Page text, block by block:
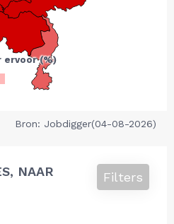
Bron: Jobdigger(04-08-2026)
NAAR
Filters